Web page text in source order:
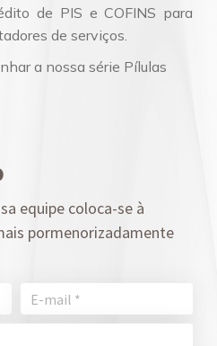
de PIS e COFINS para
de serviços.
a nossa série Pílulas
equipe coloca-se à
pormenorizadamente